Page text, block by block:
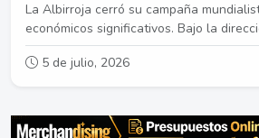
La Albirroja cerró su campaña
económicos significativos. Bajo la
5 de julio, 2026